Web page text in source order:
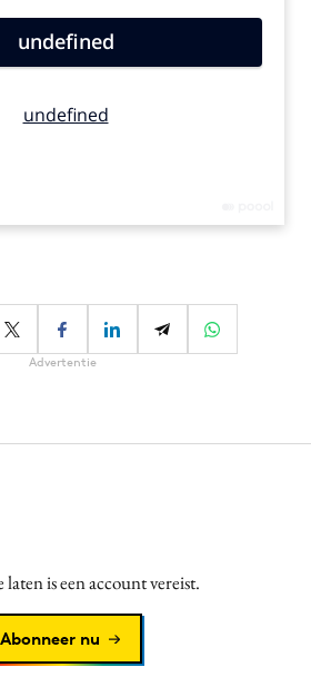
Advertentie
is een account vereist.
Abonneer nu